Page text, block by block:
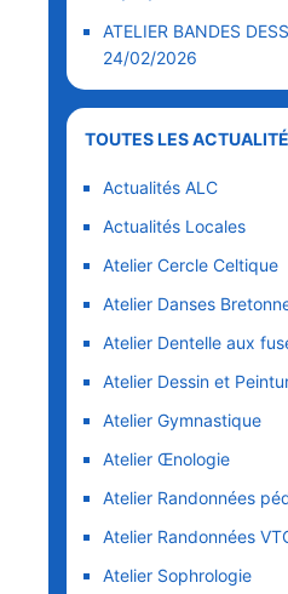
ATELIER BANDES
24/02/2026
TOUTES LES
Actualités ALC
Actualités Locales
Atelier Cercle Celtique
Atelier Danses
Atelier Dentelle aux
Atelier Dessin et
Atelier Gymnastique
Atelier Œnologie
Atelier Randonnées
Atelier Randonnées
Atelier Sophrologie